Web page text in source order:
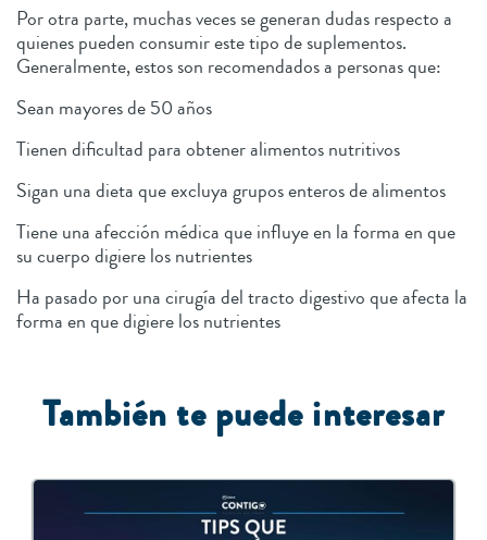
Por otra parte, muchas veces se generan dudas respecto a
quienes pueden consumir este tipo de suplementos.
Generalmente, estos son recomendados a personas que:
Sean mayores de 50 años
Tienen dificultad para obtener alimentos nutritivos
Sigan una dieta que excluya grupos enteros de alimentos
Tiene una afección médica que influye en la forma en que
su cuerpo digiere los nutrientes
Ha pasado por una cirugía del tracto digestivo que afecta la
forma en que digiere los nutrientes
También te puede interesar